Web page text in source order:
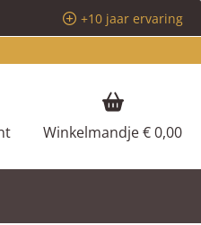
+10 jaar ervaring
je verlanglijstje
Winkelmandje€ 0,00